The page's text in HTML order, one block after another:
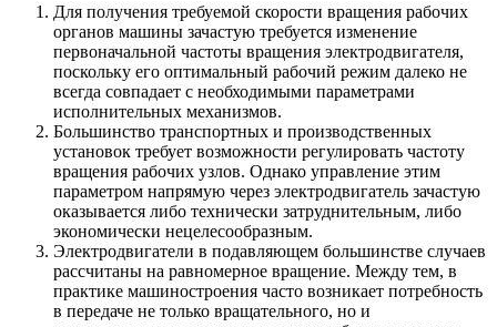
Для получения требуемой скорости вращения рабочих
органов машины зачастую требуется изменение
первоначальной частоты вращения электродвигателя,
поскольку его оптимальный рабочий режим далеко не
всегда совпадает с необходимыми параметрами
исполнительных механизмов.
Большинство транспортных и производственных
установок требует возможности регулировать частоту
вращения рабочих узлов. Однако управление этим
параметром напрямую через электродвигатель зачастую
оказывается либо технически затруднительным, либо
экономически нецелесообразным.
Электродвигатели в подавляющем большинстве случаев
рассчитаны на равномерное вращение. Между тем, в
практике машиностроения часто возникает потребность
в передаче не только вращательного, но и